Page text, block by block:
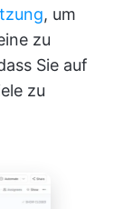
, um
zu
Sie auf
zu